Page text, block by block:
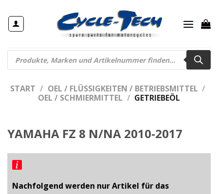
Inhalt
springen
Products
search
START / OEL / FLÜSSIGKEITEN / BETRIEBSMITTEL /
OEL / SCHMIERMITTEL / GETRIEBEÖL
YAMAHA FZ 8 N/NA 2010-2017
Nachfolgend werden nur Artikel für das